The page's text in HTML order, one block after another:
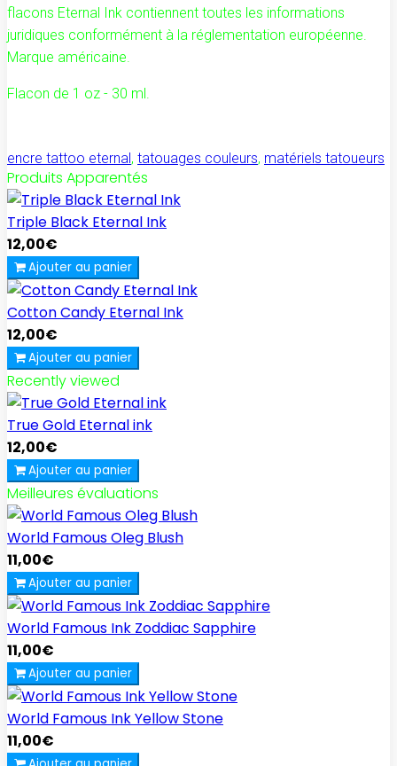
flacons Eternal Ink contiennent toutes les informations
juridiques conformément à la réglementation européenne.
Marque américaine.
Flacon de 1 oz - 30 ml.
encre tattoo eternal, tatouages couleurs, matériels tatoueurs
Produits Apparentés
Triple Black Eternal Ink
12,00€
Ajouter au panier
Cotton Candy Eternal Ink
12,00€
Ajouter au panier
Recently viewed
True Gold Eternal ink
12,00€
Ajouter au panier
Meilleures évaluations
World Famous Oleg Blush
11,00€
Ajouter au panier
World Famous Ink Zoddiac Sapphire
11,00€
Ajouter au panier
World Famous Ink Yellow Stone
11,00€